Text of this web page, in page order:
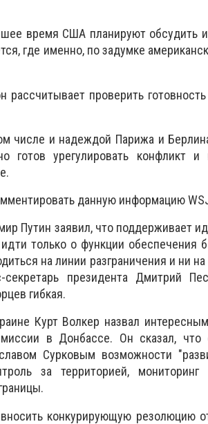
время США планируют обсудить
где именно, по задумке
рассчитывает проверить
числе и надеждой Парижа и
готов урегулировать конфликт
данную информацию
Путин заявил, что поддерживает
только о функции обеспечения
на линии разграничения и ни на
президента Дмитрий
гибкая.
Курт Волкер назвал
в Донбассе. Он сказал,
Сурковым возможности
за территорией,
конкурирующую резолюцию